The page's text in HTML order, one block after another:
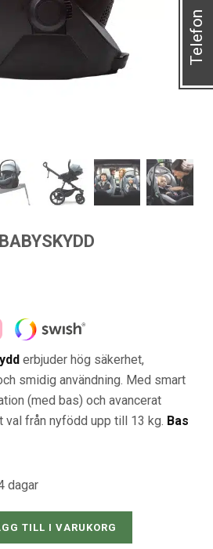
erbjuder hög säkerhet,
smidig användning. Med smart
(med bas) och avancerat
från nyfödd upp till 13 kg. Bas
dagar
TILL I VARUKORG
Telefon